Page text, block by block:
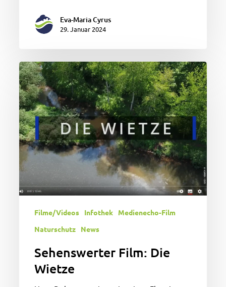
Eva-Maria Cyrus
29. Januar 2024
Sehenswerter
Film:
Die
Wietze
Filme/Videos Infothek
Medienecho-Film
Naturschutz
News
Sehenswerter Film: Die
Wietze